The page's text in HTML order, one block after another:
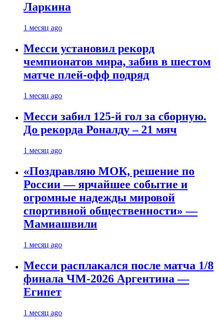
Ларкина
1 месяц ago
Месси установил рекорд
чемпионатов мира, забив в шестом
матче плей‑офф подряд
1 месяц ago
Месси забил 125-й гол за сборную.
До рекорда Роналду – 21 мяч
1 месяц ago
«Поздравляю МОК, решение по
России — ярчайшее событие и
огромные надежды мировой
спортивной общественности» —
Мамиашвили
1 месяц ago
Месси расплакался после матча 1/8
финала ЧМ-2026 Аргентина —
Египет
1 месяц ago